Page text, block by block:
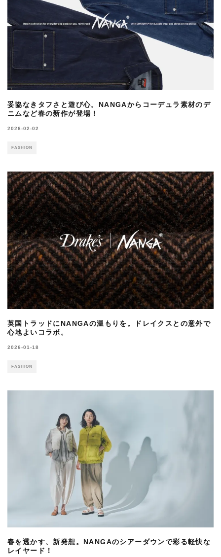
妥協なきタフさと遊び心。NANGAからコーデュラ素材のデ
ニムなど春の新作が登場！
2026-02-02
FASHION
英国トラッドにNANGAの温もりを。ドレイクスとの意外で
心地よいコラボ。
2026-01-18
FASHION
春を透かす、新発想。NANGAのシアーダウンで彩る軽快な
レイヤード！